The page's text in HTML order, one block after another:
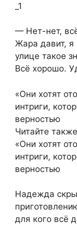
_1
— Нет-нет,
Жара давит, я
улице такое
Всё хорошо.
«Они хотят
интриги,
верностью
Читайте
«Они хотят
интриги,
верностью
Надежда
для кого всё